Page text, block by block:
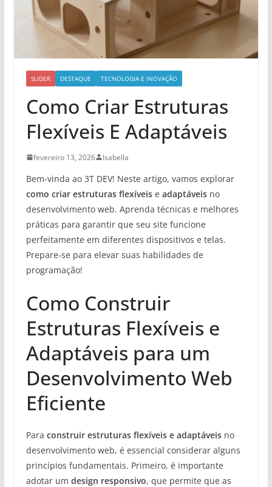
SLIDER DESTAQUE TECNOLOGIA E INOVAÇÃO
Como Criar Estruturas
Flexíveis E Adaptáveis
fevereiro 13, 2026 Isabella
Bem-vinda ao 3T DEV! Neste artigo, vamos explorar
como criar estruturas flexíveise adaptáveisno
desenvolvimento web. Aprenda técnicas e melhores
práticas para garantir que seu site funcione
perfeitamente em diferentes dispositivos e telas.
Prepare-se para elevar suas habilidades de
programação!
Como Construir
Estruturas Flexíveis e
Adaptáveis para um
Desenvolvimento Web
Eficiente
Para construir estruturas flexíveis e adaptáveisno
desenvolvimento web, é essencial considerar alguns
princípios fundamentais. Primeiro, é importante
adotar um design responsivo, que permite que as